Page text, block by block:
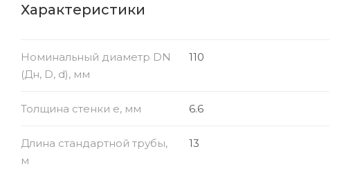
Характеристики
Номинальный диаметр DN
(Дн, D, d), мм
110
Толщина стенки e, мм 6.6
Длина стандартной трубы,
м
13